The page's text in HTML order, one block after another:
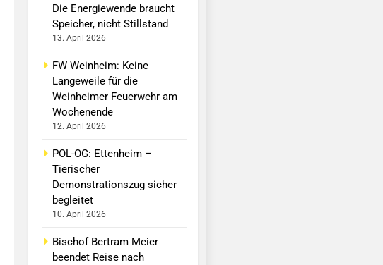
Die Energiewende braucht
Speicher, nicht Stillstand
13. April 2026
FW Weinheim: Keine
Langeweile für die
Weinheimer Feuerwehr am
Wochenende
12. April 2026
POL-OG: Ettenheim –
Tierischer
Demonstrationszug sicher
begleitet
10. April 2026
Bischof Bertram Meier
beendet Reise nach